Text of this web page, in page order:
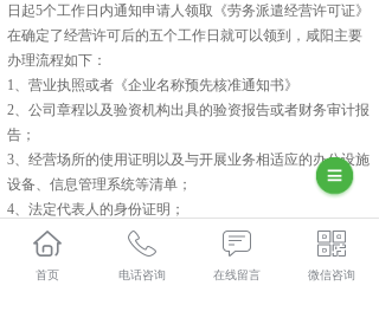
日起5个工作日内通知申请人领取《劳务派遣经营许可证》
在确定了经营许可后的五个工作日就可以领到，咸阳主要
办理流程如下：
1、营业执照或者《企业名称预先核准通知书》
2、公司章程以及验资机构出具的验资报告或者财务审计报
告；
3、经营场所的使用证明以及与开展业务相适应的办公设施
设备、信息管理系统等清单；
4、法定代表人的身份证明；
5、劳务派遣管理制度，包括劳动合同、劳动报酬、社会保
险、工作时间、休息休假、劳动纪律等与劳动者切身利益
相关的规章制度
首页 电话咨询 在线留言 微信咨询